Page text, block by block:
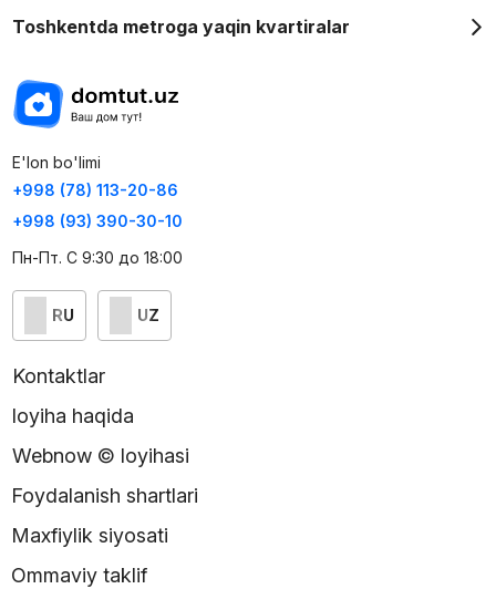
Toshkentda metroga yaqin kvartiralar
E'lon bo'limi
+998 (78) 113-20-86
+998 (93) 390-30-10
Пн-Пт. С 9:30 до 18:00
RU UZ
Kontaktlar
loyiha haqida
Webnow © loyihasi
Foydalanish shartlari
Maxfiylik siyosati
Ommaviy taklif